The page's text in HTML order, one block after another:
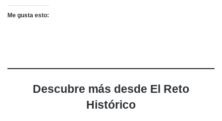
Me gusta esto:
Descubre más desde El Reto
Histórico